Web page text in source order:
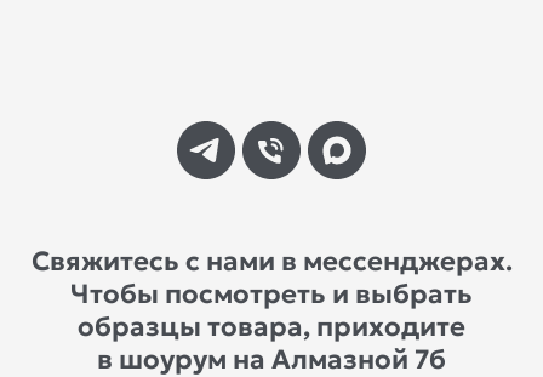
Свяжитесь с нами в мессенджерах.
Чтобы посмотреть и выбрать
образцы товара, приходите
в шоурум на Алмазной 7б